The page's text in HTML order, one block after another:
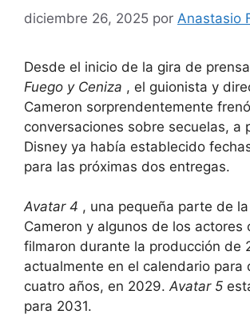
diciembre 26, 2025 por Anastasio
Desde el inicio de la gira de
Fuego y Ceniza , el guionista y
Cameron sorprendentemente
conversaciones sobre secuelas, a
Disney ya había establecido
para las próximas dos entregas.
Avatar 4 , una pequeña parte de
Cameron y algunos de los actores
filmaron durante la producción de
actualmente en el calendario para
cuatro años, en 2029.Avatar 5
para 2031.